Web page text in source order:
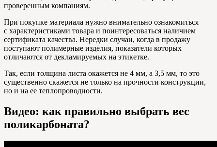
проверенным компаниям.
При покупке материала нужно внимательно ознакомиться
с характеристиками товара и поинтересоваться наличием
сертификата качества. Нередки случаи, когда в продажу
поступают полимерные изделия, показатели которых
отличаются от декламируемых на этикетке.
Так, если толщина листа окажется не 4 мм, а 3,5 мм, то это
существенно скажется не только на прочности конструкции,
но и на ее теплопроводности.
Видео: как правильно выбрать вес
поликарбоната?